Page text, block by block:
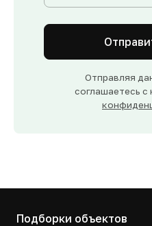
Отправляя
соглашаетесь с
Подборки объектов